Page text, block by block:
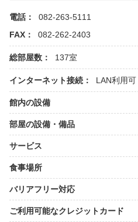
電話：
082-263-5111
FAX：
082-262-2403
総部屋数： 137室
インターネット接続： LAN利用可
館内の設備
部屋の設備・備品
サービス
食事場所
バリアフリー対応
ご利用可能なクレジットカード